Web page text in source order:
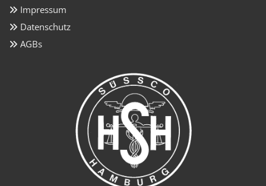
 Impressum
 Datenschutz
 AGBs